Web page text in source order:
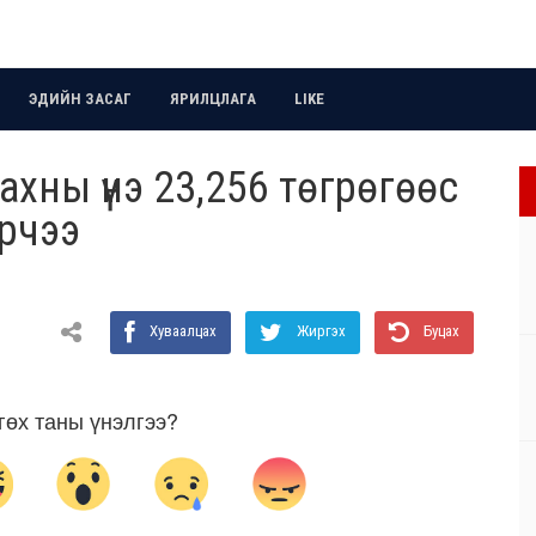
ЭДИЙН ЗАСАГ ЯРИЛЦЛАГА LIKE
үнэ 23,256 төгрөгөөс
Хуваалцах Жиргэх Буцах
таны үнэлгээ?